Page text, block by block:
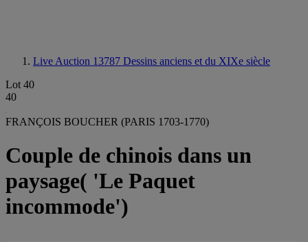
Live Auction 13787 Dessins anciens et du XIXe siècle
Lot 40
40
FRANÇOIS BOUCHER (PARIS 1703-1770)
Couple de chinois dans un
paysage( 'Le Paquet
incommode')